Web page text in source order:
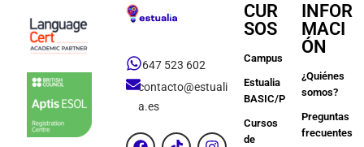
647 523 602
contacto@estuali
a.es
CUR
SOS
Campus
Estualia
BASIC/PREMIUM
Cursos
de
INFOR
MACI
ÓN
¿Quiénes
somos?
Preguntas
frecuentes